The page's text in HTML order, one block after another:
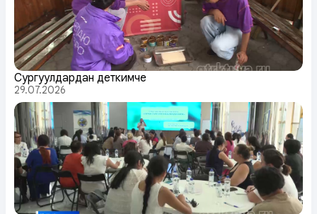
Сургуулдардан деткимче
29.07.2026